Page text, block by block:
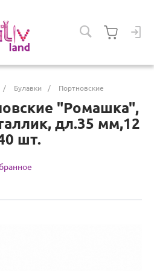
/ Булавки / Портновские
"Ромашка",
дл.35 мм,12
шт.